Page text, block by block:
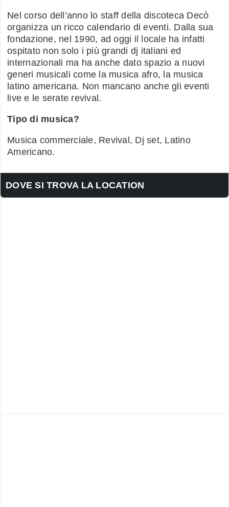
Nel corso dell’anno lo staff della discoteca Decò
organizza un ricco calendario di eventi. Dalla sua
fondazione, nel 1990, ad oggi il locale ha infatti
ospitato non solo i più grandi dj italiani ed
internazionali ma ha anche dato spazio a nuovi
generi musicali come la musica afro, la musica
latino americana. Non mancano anche gli eventi
live e le serate revival.
Tipo di musica?
Musica commerciale, Revival, Dj set, Latino
Americano.
DOVE SI TROVA LA LOCATION